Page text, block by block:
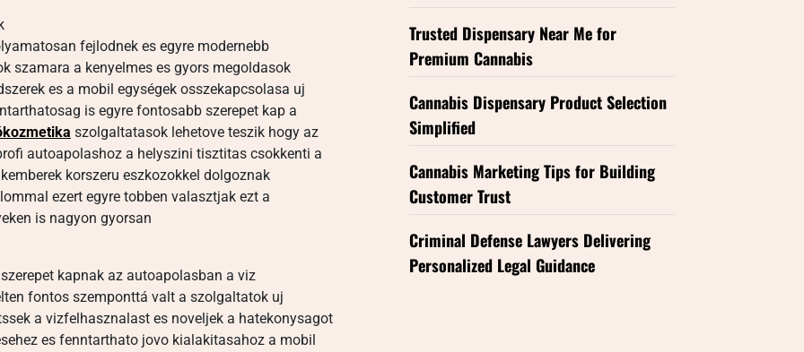
fejlodnek es egyre modernebb
szamara a kenyelmes es gyors megoldasok
es a mobil egységek osszekapcsolasa uj
is egyre fontosabb szerepet kap a
szolgaltatasok lehetove teszik hogy az
autoapolashoz a helyszini tisztitas csokkenti a
korszeru eszkozokkel dolgoznak
ezert egyre tobben valasztjak ezt a
is nagyon gyorsan
kapnak az autoapolasban a viz
fontos szemponttá valt a szolgaltatok uj
a vizfelhasznalast es noveljek a hatekonysagot
es fenntarthato jovo kialakitasahoz a mobil
Trusted Dispensary Near Me for
Premium Cannabis
Cannabis Dispensary Product Selection
Simplified
Cannabis Marketing Tips for Building
Customer Trust
Criminal Defense Lawyers Delivering
Personalized Legal Guidance